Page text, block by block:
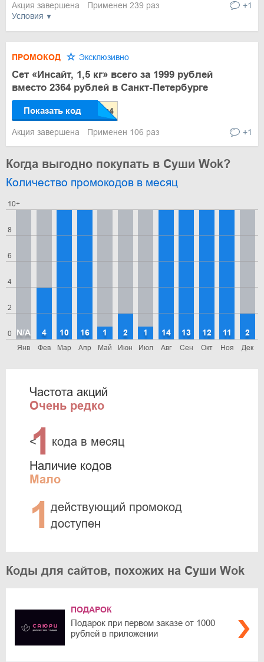
Условия
Акция завершена Применен 239 раз +1
ПРОМОКОД Эксклюзивно
Сет «Инсайт, 1,5 кг» всего за 1999 рублей
вместо 2364 рублей в Санкт-Петербурге
Показать код
Акция завершена Применен 106 раз +1
Когда выгодно покупать в Суши Wok?
Количество промокодов в месяц
0
2
4
6
8
10+
Янв
N/A
Фев
4
Мар
10
Апр
16
Май
1
Июн
2
Июл
1
Авг
14
Сен
13
Окт
12
Ноя
11
Дек
2
Частота акций
Очень редко
<
1 кода в месяц
Наличие кодов
Мало
1 действующий промокод
доступен
Коды для сайтов, похожих на Суши Wok
ПОДАРОК
Подарок при первом заказе от 1000
рублей в приложении